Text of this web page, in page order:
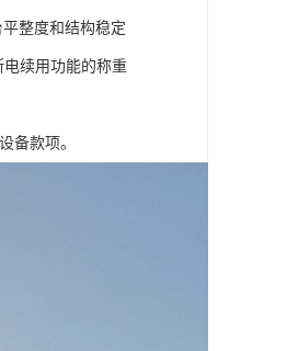
整度和结构稳定
续用功能的称重
备款项。